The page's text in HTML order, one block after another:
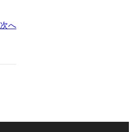
次へ